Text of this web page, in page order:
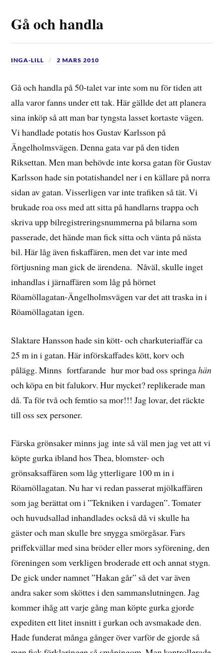
Gå och handla
INGA-LILL 2 MARS 2010
Gå och handla på 50-talet var inte som nu för tiden att
alla varor fanns under ett tak. Här gällde det att planera
sina inköp så att man bar tyngsta lasset kortaste vägen.
Vi handlade potatis hos Gustav Karlsson på
Ängelholmsvägen. Denna gata var på den tiden
Riksettan. Men man behövde inte korsa gatan för Gustav
Karlsson hade sin potatishandel ner i en källare på norra
sidan av gatan. Visserligen var inte trafiken så tät. Vi
brukade roa oss med att sitta på handlarns trappa och
skriva upp bilregistreringsnummerna på bilarna som
passerade, det hände man fick sitta och vänta på nästa
bil. Här låg även fiskaffären, men det var inte med
förtjusning man gick de ärendena. Nåväl, skulle inget
inhandlas i järnaffären som låg på hörnet
Röamöllagatan-Ängelholmsvägen var det att traska in i
Röamöllagatan igen.
Slaktare Hansson hade sin kött- och charkuteriaffär ca
25 m in i gatan. Här införskaffades kött, korv och
pålägg. Minns fortfarande hur mor bad oss springahän
och köpa en bit falukorv. Hur mycket? replikerade man
då. Ta för två och femtio sa mor!!! Jag lovar, det räckte
till oss sex personer.
Färska grönsaker minns jag inte så väl men jag vet att vi
köpte gurka ibland hos Thea, blomster- och
grönsaksaffären som låg ytterligare 100 m in i
Röamöllagatan. Nu har vi redan passerat mjölkaffären
som jag berättat om i ”Tekniken i vardagen”. Tomater
och huvudsallad inhandlades också då vi skulle ha
gäster och man skulle bre snygga smörgåsar. Fars
priffekvällar med sina bröder eller mors syförening, den
föreningen som verkligen broderade ett och annat stygn.
De gick under namnet ”Hakan går” så det var även
andra saker som sköttes i den sammanslutningen. Jag
kommer ihåg att varje gång man köpte gurka gjorde
expediten ett litet insnitt i gurkan och avsmakade den.
Hade funderat många gånger över varför de gjorde så